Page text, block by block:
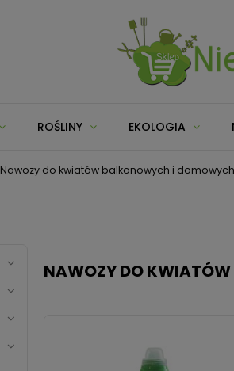
ROŚLINY EKOLOGIA
Nawozy do kwiatów balkonowych i domowych
NAWOZY DO